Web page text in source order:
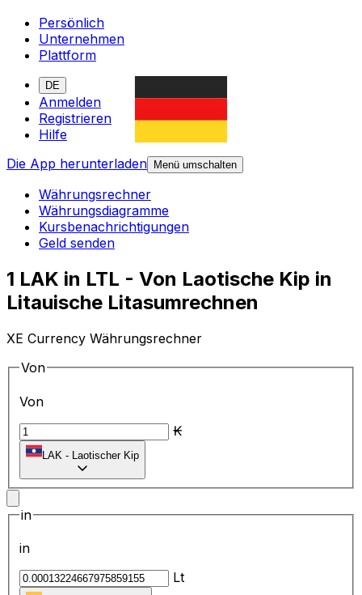
Persönlich
Unternehmen
Plattform
DE
Anmelden
Registrieren
Hilfe
Die App herunterladen
Menü umschalten
Währungsrechner
Währungsdiagramme
Kursbenachrichtigungen
Geld senden
1 LAK in LTL - Von Laotische Kip in
Litauische Litasumrechnen
XE Currency Währungsrechner
Von
Von
₭
LAK - Laotischer Kip
in
in
Lt